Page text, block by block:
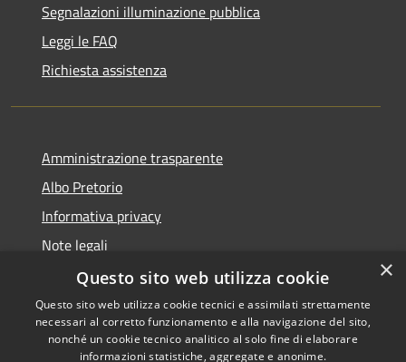
Segnalazioni illuminazione pubblica
Leggi le FAQ
Richiesta assistenza
Amministrazione trasparente
Albo Pretorio
Informativa privacy
Note legali
Dichiarazione di accessibilità
×
Questo sito web utilizza cookie
Questo sito web utilizza cookie tecnici e assimilati strettamente
necessari al corretto funzionamento e alla navigazione del sito,
nonché un cookie tecnico analitico al solo fine di elaborare
informazioni statistiche, aggregate e anonime.